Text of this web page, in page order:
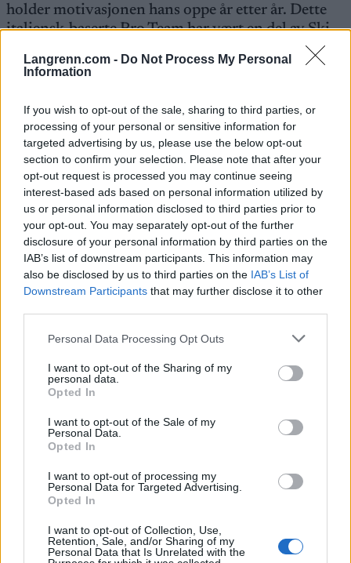
Langrenn.com - Do Not Process My Personal
Information
If you wish to opt-out of the sale, sharing to third parties, or
processing of your personal or sensitive information for
targeted advertising by us, please use the below opt-out
section to confirm your selection. Please note that after your
opt-out request is processed you may continue seeing
interest-based ads based on personal information utilized by
us or personal information disclosed to third parties prior to
your opt-out. You may separately opt-out of the further
disclosure of your personal information by third parties on the
IAB’s list of downstream participants. This information may
also be disclosed by us to third parties on the IAB’s List of
Downstream Participants that may further disclose it to other
Please note that this website/app uses one or more Google
not limited to your visit or usage behaviour. You may click to
grant or deny consent to Google and its third-party tags to
use your data for below specified purposes in below Google
consent section.
Personal Data Processing Opt Outs
I want to opt-out of the Sharing of my
personal data.
Opted In
I want to opt-out of the Sale of my
Personal Data.
Opted In
I want to opt-out of processing my
Personal Data for Targeted Advertising.
Opted In
I want to opt-out of Collection, Use,
Retention, Sale, and/or Sharing of my
Personal Data that Is Unrelated with the
holder motivasjonen hans oppe år etter år. Dette
italiensk-baserte Pro Team har vært en del av Ski
Classics i mange år. Debertolis er flink til å finne
unge italienske talenter og gir dem en profesjonell
internasjonal erfaring. Bli kjent med personene i
dette laget, hvor mattradisjonene varierer fra en
tre timer lang italiensk middag med tre retter, til
en rask skandinavisk buffet.
Episode 3 – Team Eksjöhus – slippes 6. desember
Fjorårets topprangerte Pro Team er et opplagt valg
for sesong 2. Møt de nye stjernene i dette Pro
har ført dem til tronen i Ski Classics, rangert som
nummer 1. Hvordan ble de verdens beste
langrennslag så raskt, og hva er
Kristoffersen? Ski Classics Ski or Die tar deg «bak
utøveren» for å bli kjent med personene bak den
som har formet noen av dem til å bli verdens beste
langrennsløpere.
Første sesong av Ski Classics Ski or Die ble lansert